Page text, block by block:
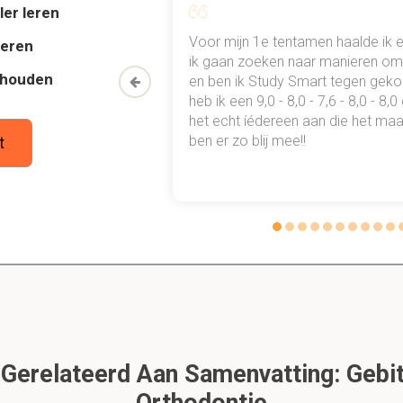
naar rechts
bij het profiel (sagittale profiel)?
positie van de onderkaak vergeleken met de positie van de
diepste punt van de bovenkaak ten opzichtige van het het
tot;
neusseptum en philtrum (subnasale);
leren
mn
een heel
gewoon
Voor mijn 1e tentamen haalde ik
ik gaan zoeken naar manieren
en ben ik Study Smart tegen
heb ik een 9,0 - 8,0 - 7,6 - 8,0 -
het echt íédereen aan die het
ben er zo blij mee!!
Aan Samenvatting: